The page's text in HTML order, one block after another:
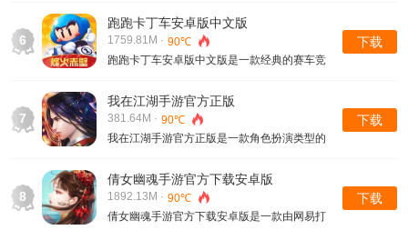
的多人在线参与的游戏，玩家在游戏内去扮演
的是逃生者，那么作为一名逃生者玩家就要利
用躲藏.....
6
跑跑卡丁车安卓版中文版
1759.81M · 90℃
跑跑卡丁车安卓版中文版是一款经典的赛车竞
多样化的玩法，会在比赛的过程中去开启很多
飙车的快乐，会在赛场上和众多选手进行撞
击.....
下载
7
我在江湖手游官方正版
381.64M · 90℃
我在江湖手游官方正版是一款角色扮演类型的
的玩法，并且会拥有很多武神试炼都是能够让
玩家去挑战战力的极限，可以去挂机然后刷野
怪......
下载
8
倩女幽魂手游官方下载安卓版
1892.13M · 90℃
倩女幽魂手游官方下载安卓版是一款由网易打
下载